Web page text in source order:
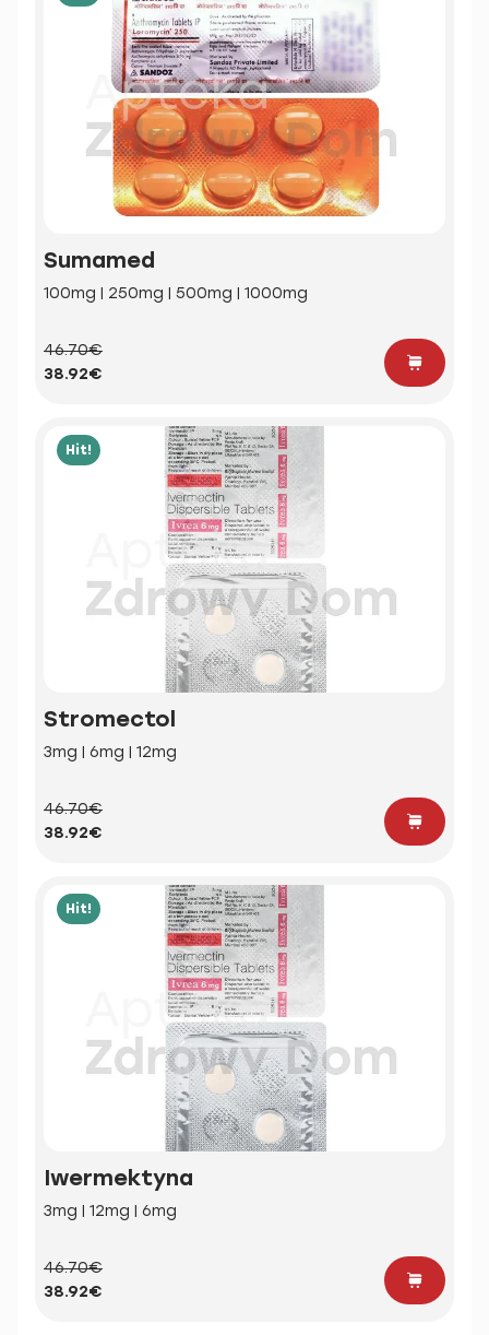
Sumamed
100mg | 250mg | 500mg | 1000mg
46.70€
38.92€
Hit!
Stromectol
3mg | 6mg | 12mg
46.70€
38.92€
Hit!
Iwermektyna
3mg | 12mg | 6mg
46.70€
38.92€